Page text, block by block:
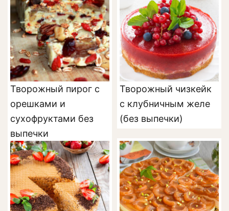
Творожный пирог с
орешками и
сухофруктами без
выпечки
Творожный чизкейк
с клубничным желе
(без выпечки)